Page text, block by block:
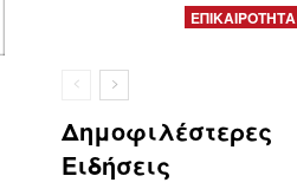
ΕΠΙΚΑΙΡΟΤΗΤΑ
Δημοφιλέστερες
Ειδήσεις